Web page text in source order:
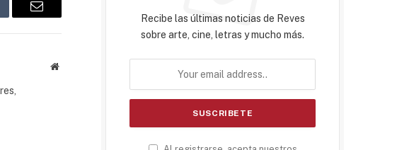
Email
Website
Recibe las últimas noticias de Reves
sobre arte, cine, letras y mucho más.